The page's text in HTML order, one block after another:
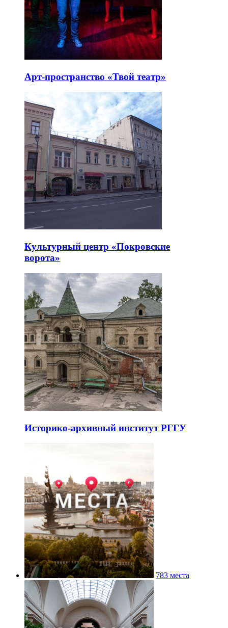
Арт-пространство «Твой театр»
Культурный центр «Покровские
ворота»
Историко-архивный институт РГГУ
783 места